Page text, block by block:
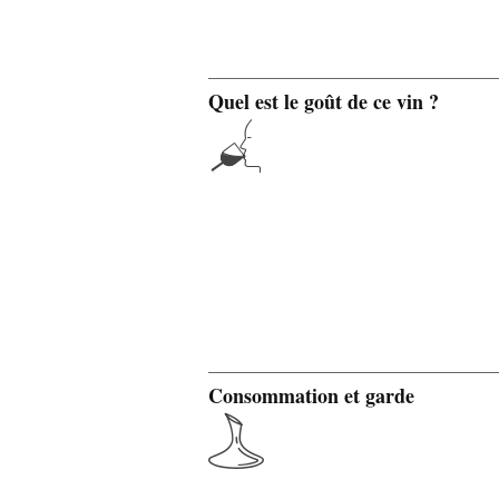
Quel est le goût de ce vin ?
Consommation et garde